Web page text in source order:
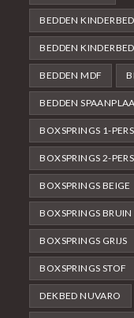
BEDDEN
BEDDEN
BEDDEN MDF
BEDDEN
BOXSPRINGS 1-
BOXSPRINGS 2-
BOXSPRINGS BEIGE
BOXSPRINGS BRUIN
BOXSPRINGS GRIJS
BOXSPRINGS STOF
DEKBED NUVARO